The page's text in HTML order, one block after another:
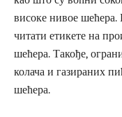
високе нивое
читати етикете на
шећера. Такође,
колача и газираних
шећера.